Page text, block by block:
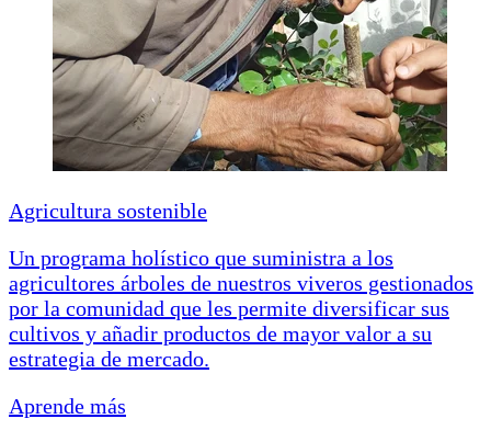
Agricultura sostenible
Un programa holístico que suministra a los
agricultores árboles de nuestros viveros gestionados
por la comunidad que les permite diversificar sus
cultivos y añadir productos de mayor valor a su
estrategia de mercado.
Aprende más